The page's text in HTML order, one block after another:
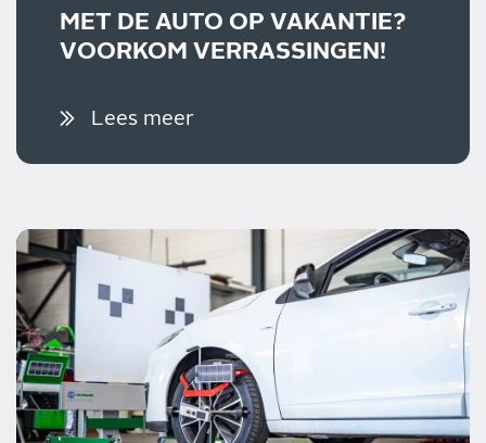
MET DE AUTO OP VAKANTIE?
VOORKOM VERRASSINGEN!
Lees meer